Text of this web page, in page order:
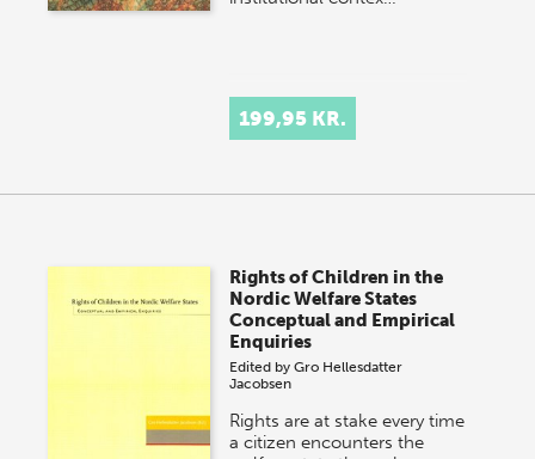
199,95 KR.
Rights of Children in the
Nordic Welfare States
Conceptual and Empirical
Enquiries
Edited byGro Hellesdatter
Jacobsen
Rights are at stake every time
a citizen encounters the